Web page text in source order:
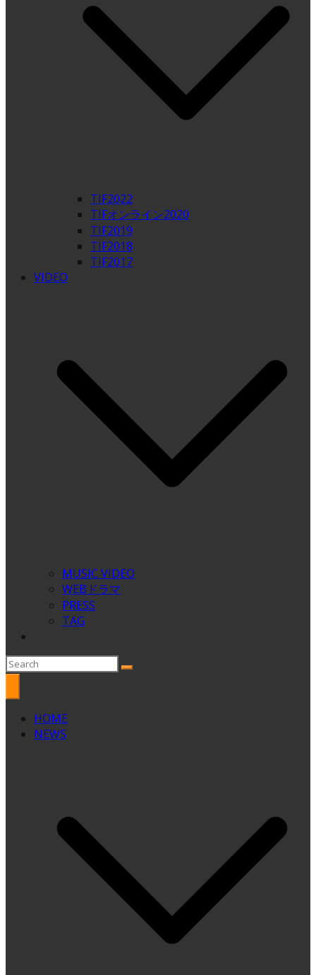
TIF2022
TIFオンライン2020
TIF2019
TIF2018
TIF2017
VIDEO
MUSIC VIDEO
WEBドラマ
PRESS
TAG
HOME
NEWS